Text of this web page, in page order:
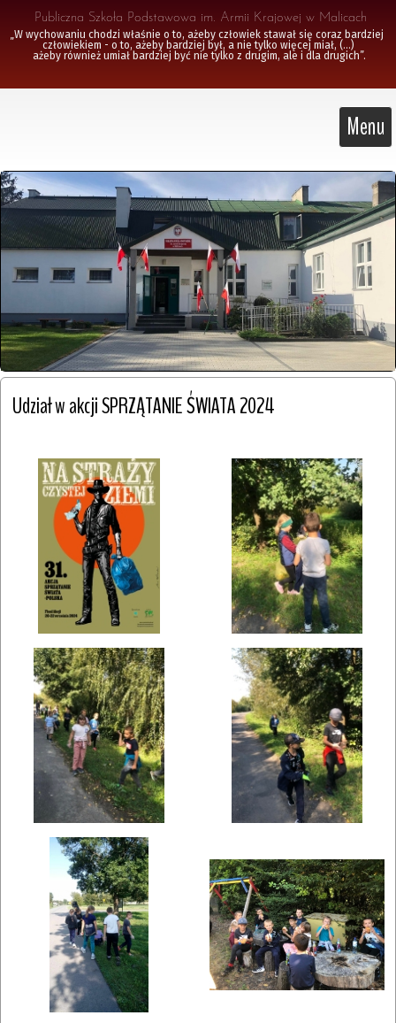
Publiczna Szkoła Podstawowa im. Armii Krajowej w Malicach
„W wychowaniu chodzi właśnie o to, ażeby człowiek stawał się coraz bardziej
człowiekiem - o to, ażeby bardziej był, a nie tylko więcej miał, (...)
ażeby również umiał bardziej być nie tylko z drugim, ale i dla drugich”.
Menu
Udział w akcji SPRZĄTANIE ŚWIATA 2024